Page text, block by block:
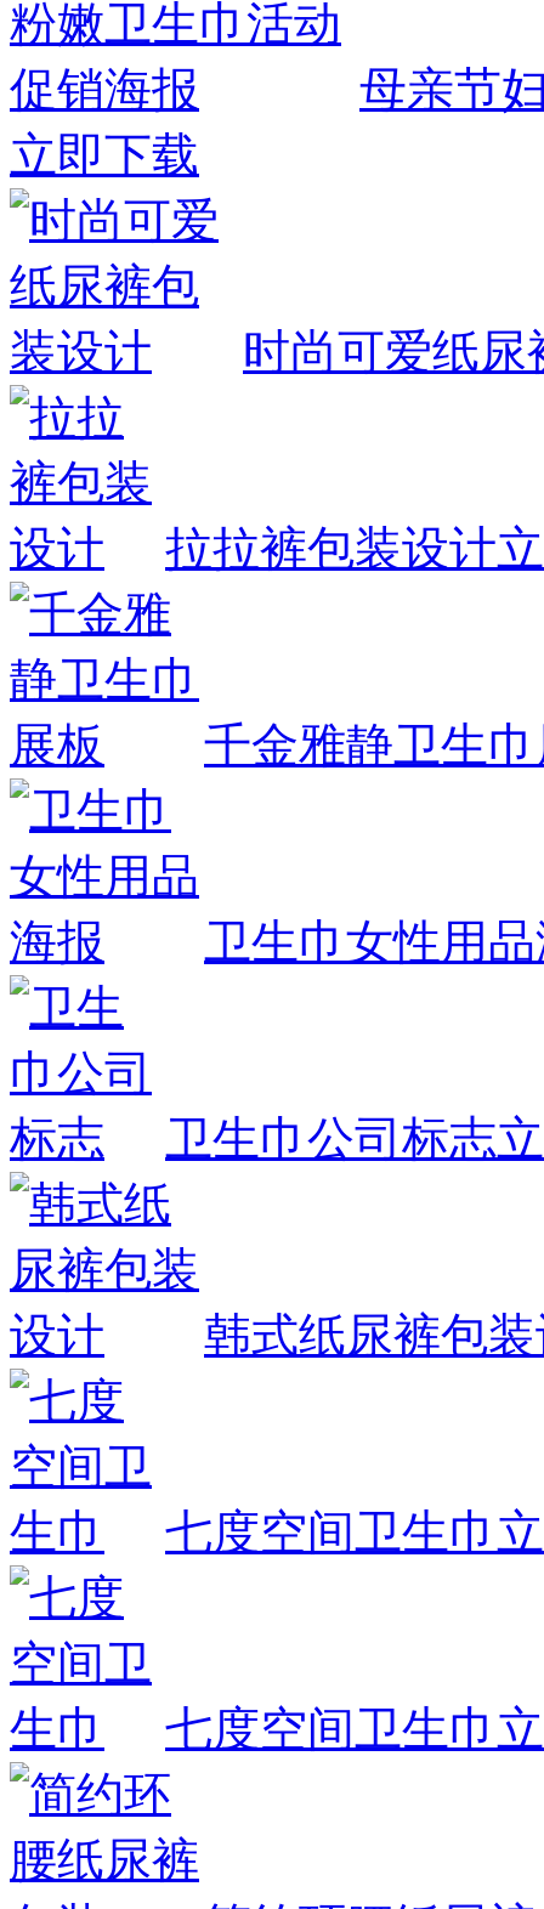
母亲节
立即下载
时尚可爱纸尿
拉拉裤包装设计
千金雅静卫生
卫生巾女性用
卫生巾公司标志
韩式纸尿裤包
七度空间卫生巾
七度空间卫生巾